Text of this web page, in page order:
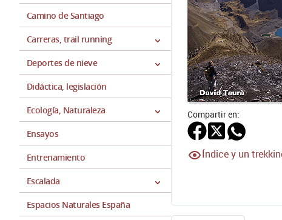
Camino de Santiago
Carreras, trail running
Deportes de nieve
Didáctica, legislación
Ecología, Naturaleza
Ensayos
Entrenamiento
Escalada
Espacios Naturales España
Compartir en:
Índice y un